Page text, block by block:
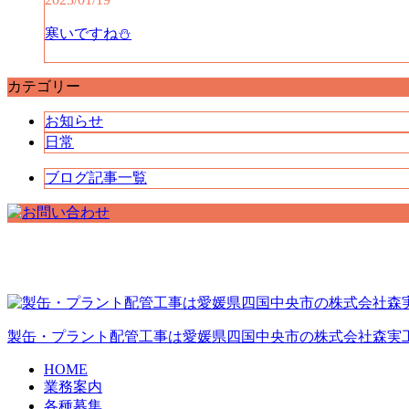
寒いですね⛄
カテゴリー
お知らせ
日常
ブログ記事一覧
製缶・プラント配管工事は愛媛県四国中央市の株式会社森実
HOME
業務案内
各種募集